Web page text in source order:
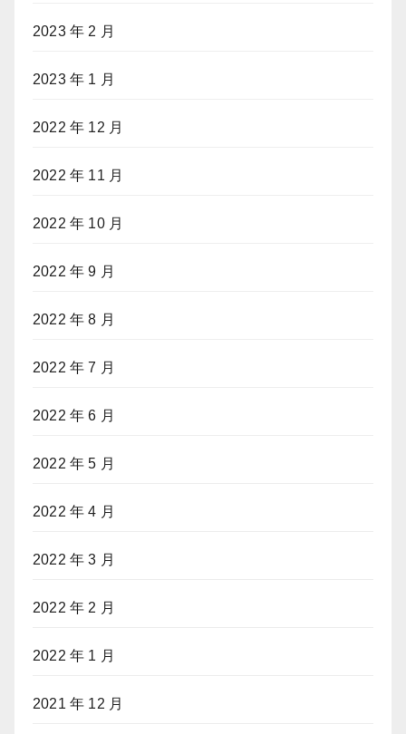
2023 年 2 月
2023 年 1 月
2022 年 12 月
2022 年 11 月
2022 年 10 月
2022 年 9 月
2022 年 8 月
2022 年 7 月
2022 年 6 月
2022 年 5 月
2022 年 4 月
2022 年 3 月
2022 年 2 月
2022 年 1 月
2021 年 12 月